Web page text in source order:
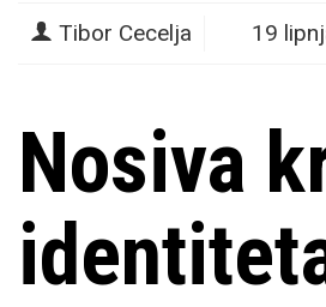
Tibor Cecelja 19
Nosiva